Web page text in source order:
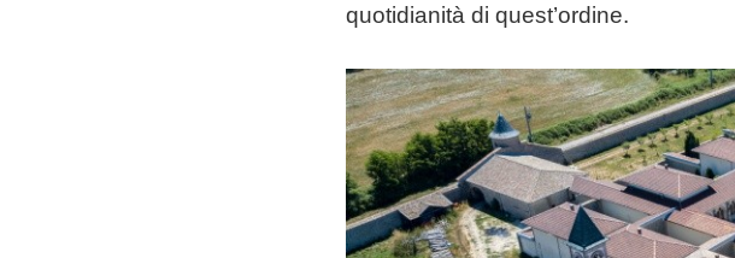
quotidianità di quest’ordine.